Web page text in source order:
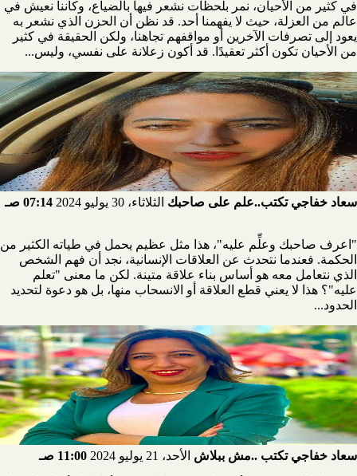
في كثير من الأحيان، نمر بلحظات نشعر فيها بالضياع، وكأننا نعيش في
عالم من العزلة، حيث لا يفهمنا أحد. قد نظن أن الحزن الذي نشعر به
يعود إلى تصرفات الآخرين أو مواقفهم تجاهنا، ولكن الحقيقة في كثير
من الأحيان تكون أكثر تعقيدًا. قد أكون زعلانة على نفسي، وليس...
سعاد خفاجي تكتب..علم على صاحبك الثلاثاء، 30 يوليو 2024 07:14 صـ
"اعرف صاحبك وعلِّم عليه"، هذا مثل عظيم يحمل في طياته الكثير من
الحكمة. فعندما نتحدث عن العلاقات الإنسانية، نجد أن فهم الشخص
الذي نتعامل معه هو أساس بناء علاقة متينة. لكن ما معنى "تعلم
عليه"؟ هذا لا يعني قطع العلاقة أو الانسحاب منها، بل هو دعوة لتحديد
الحدود...
سعاد خفاجي تكتب ..مش ببلاش الأحد، 21 يوليو 2024 11:00 صـ